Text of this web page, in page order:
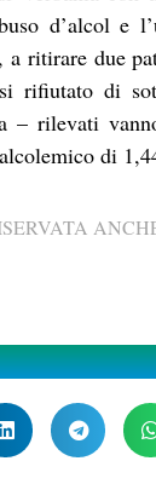
d’alcol e
a ritirare due
rifiutato di
– rilevati
di